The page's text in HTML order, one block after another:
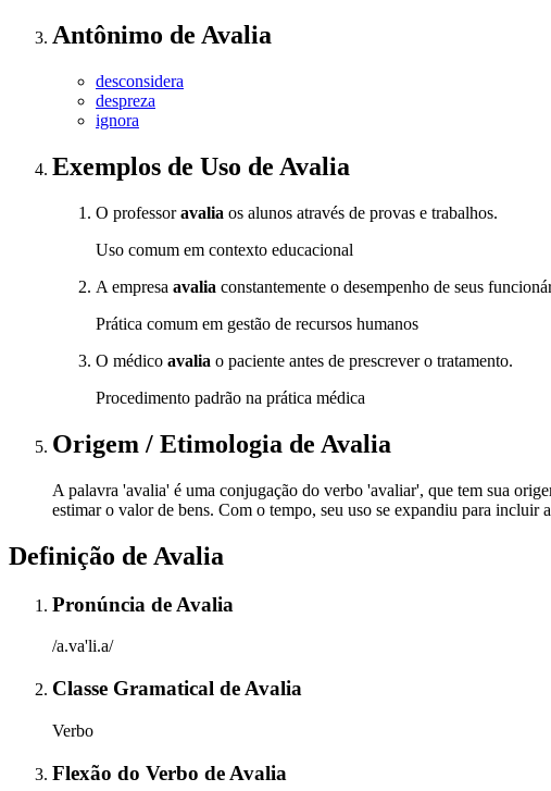
Antônimo de Avalia
desconsidera
despreza
ignora
Exemplos de Uso de Avalia
O professoravalia os alunos através de provas e trabalhos.
Uso comum em contexto educacional
A empresa avalia constantemente o desempenho de seus
Prática comum em gestão de recursos humanos
O médico avalia o paciente antes de prescrever o tratamento.
Procedimento padrão na prática médica
Origem / Etimologia de Avalia
A palavra 'avalia' é uma conjugação do verbo 'avaliar', que tem sua
estimar o valor de bens. Com o tempo, seu uso se expandiu para
Definição de Avalia
Pronúncia de Avalia
/a.va'li.a/
Classe Gramatical de Avalia
Verbo
Flexão do Verbo de Avalia